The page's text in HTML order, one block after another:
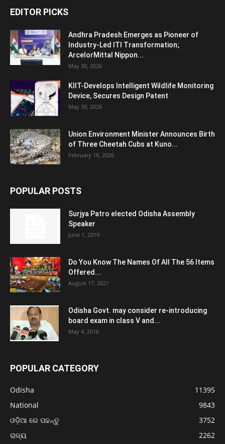
EDITOR PICKS
Andhra Pradesh Emerges as Pioneer of
Industry-Led ITI Transformation;
ArcelorMittal Nippon...
May 30, 2026
KIIT-Develops Intelligent Wildlife Monitoring
Device, Secures Design Patent
May 30, 2026
Union Environment Minister Announces Birth
of Three Cheetah Cubs at Kuno...
February 18, 2026
POPULAR POSTS
Surjya Patro elected Odisha Assembly
Speaker
June 1, 2019
Do You Know The Names Of All The 56 Items
Offered...
August 17, 2021
Odisha Govt. may consider re-introducing
board exam in class V and...
May 4, 2016
POPULAR CATEGORY
Odisha
11395
National
9843
ଓଡ଼ିଆ ରେ ପଢନ୍ତୁ
3752
ରାଜ୍ୟ
2262